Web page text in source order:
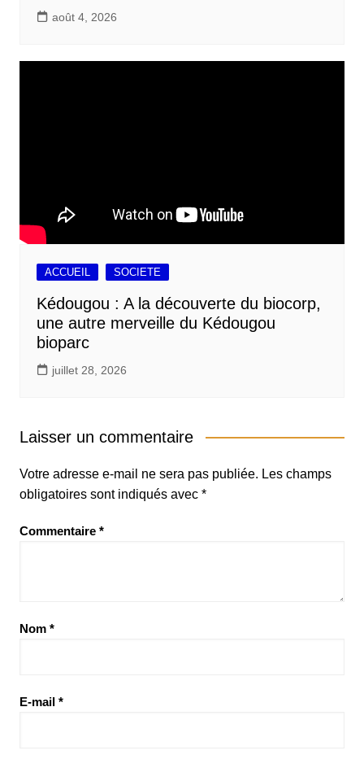
août 4, 2026
ACCUEIL SOCIETE
Kédougou : A la découverte du biocorp,
une autre merveille du Kédougou
bioparc
juillet 28, 2026
Laisser un commentaire
Votre adresse e-mail ne sera pas publiée. Les champs
obligatoires sont indiqués avec *
Commentaire *
Nom *
E-mail *